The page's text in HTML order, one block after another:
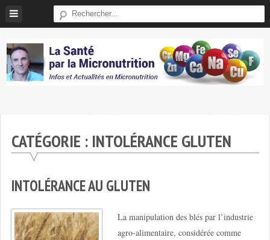
Skip
CATÉGORIE : INTOLÉRANCE GLUTEN
INTOLÉRANCE AU GLUTEN
La manipulation des blés par l’industrie
agro-alimentaire, considérée comme